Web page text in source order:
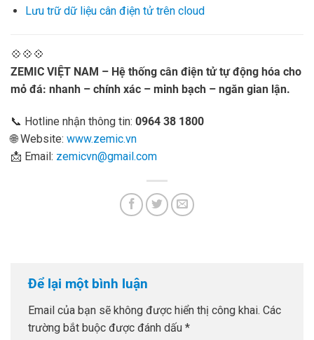
Lưu trữ dữ liệu cân điện tử trên cloud
💠💠💠
ZEMIC VIỆT NAM – Hệ thống cân điện tử tự động hóa cho
mỏ đá: nhanh – chính xác – minh bạch – ngăn gian lận.
📞 Hotline nhận thông tin: 0964 38 1800
🌐 Website: www.zemic.vn
📩 Email: zemicvn@gmail.com
Để lại một bình luận
Email của bạn sẽ không được hiển thị công khai. Các
trường bắt buộc được đánh dấu *